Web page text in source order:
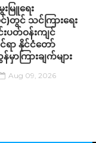
မြူရေး
င် သင်ကြားရေး
းပတ်ဝန်းကျင်
ရာ နိုင်ငံတော်
ကြားချက်များ
Aug 09, 2026